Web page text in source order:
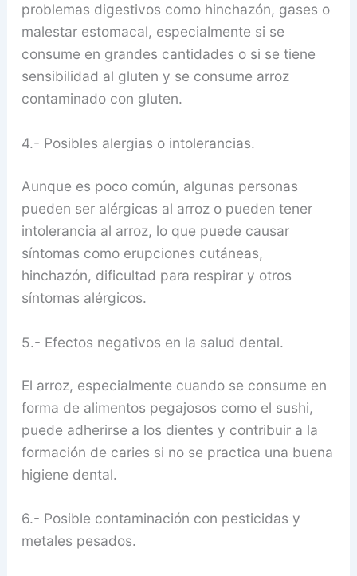
problemas digestivos como hinchazón, gases o
malestar estomacal, especialmente si se
consume en grandes cantidades o si se tiene
sensibilidad al gluten y se consume arroz
contaminado con gluten.
4.- Posibles alergias o intolerancias.
Aunque es poco común, algunas personas
pueden ser alérgicas al arroz o pueden tener
intolerancia al arroz, lo que puede causar
síntomas como erupciones cutáneas,
hinchazón, dificultad para respirar y otros
síntomas alérgicos.
5.- Efectos negativos en la salud dental.
El arroz, especialmente cuando se consume en
forma de alimentos pegajosos como el sushi,
puede adherirse a los dientes y contribuir a la
formación de caries si no se practica una buena
higiene dental.
6.- Posible contaminación con pesticidas y
metales pesados.